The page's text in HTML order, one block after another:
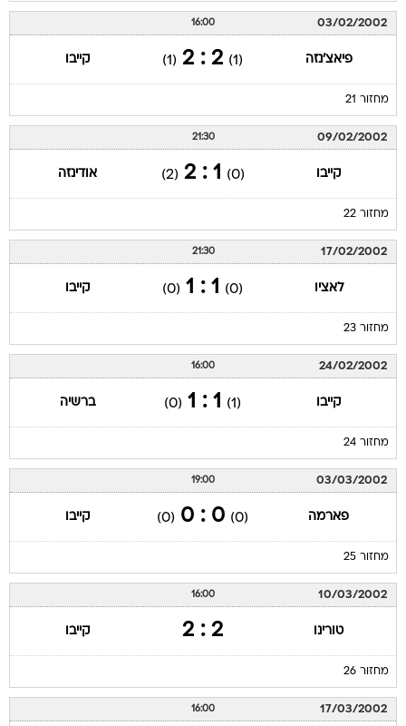
03/02/2002
16:00
פיאצ'נזה (1)
2 : 2
(1) קייבו
מחזור 21
09/02/2002
21:30
קייבו (0)
1 : 2
(2) אודינזה
מחזור 22
17/02/2002
21:30
לאציו (0)
1 : 1
(0) קייבו
מחזור 23
24/02/2002
16:00
קייבו (1)
1 : 1
(0) ברשיה
מחזור 24
03/03/2002
19:00
פארמה (0)
0 : 0
(0) קייבו
מחזור 25
10/03/2002
16:00
טורינו 2 : 2 קייבו
מחזור 26
17/03/2002
16:00